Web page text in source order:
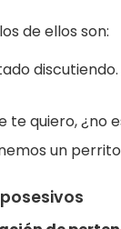
de ellos son:
te quiero, ¿no
un